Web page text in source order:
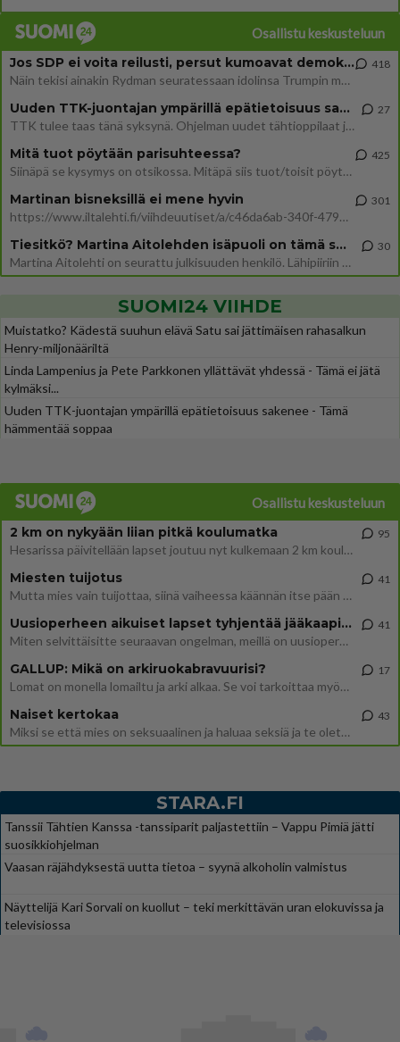
Osallistu keskusteluun
Jos SDP ei voita reilusti, persut kumoavat demokratian Suomesta
Näin tekisi ainakin Rydman seuratessaan idolinsa Trumpin mallia https://www.is.fi/politiikka/art-2000012187244.html
418
Uuden TTK-juontajan ympärillä epätietoisuus sakenee - Nyt MTV hämmentää soppaa
TTK tulee taas tänä syksynä. Ohjelman uudet tähtioppilaat julkistetaan torstaina 6. elokuuta klo 14 alkavassa lehdistö
27
Mitä tuot pöytään parisuhteessa?
Siinäpä se kysymys on otsikossa. Mitäpä siis tuot/toisit pöytään parisuhteessa? Oletko mies vai nainen? Koetko sen mitä
425
Martinan bisneksillä ei mene hyvin
https://www.iltalehti.fi/viihdeuutiset/a/c46da6ab-340f-4790-aaa7-0865eed2336 Yrityksen konkurssihakemus on tullut kärä
301
Tiesitkö? Martina Aitolehden isäpuoli on tämä suosittu laulaja
Martina Aitolehti on seurattu julkisuuden henkilö. Lähipiiriin mahtuu muitakin tunnettuja henkilöitä. Tiesitkö, että Ma
30
SUOMI24 VIIHDE
Muistatko? Kädestä suuhun elävä Satu sai jättimäisen rahasalkun
Henry-miljonääriltä
Linda Lampenius ja Pete Parkkonen yllättävät yhdessä - Tämä ei jätä
kylmäksi...
Uuden TTK-juontajan ympärillä epätietoisuus sakenee - Tämä
hämmentää soppaa
Osallistu keskusteluun
2 km on nykyään liian pitkä koulumatka
Hesarissa päivitellään lapset joutuu nyt kulkemaan 2 km kouluun jösses. Ruostefillarilla tuo matka menee vaikka miten äk
95
Miesten tuijotus
Mutta mies vain tuijottaa, siinä vaiheessa käännän itse pään pois. Mikä juttu? Yleensä jos joku tuijottaa tai katsoo, hä
41
Uusioperheen aikuiset lapset tyhjentää jääkaapin käydessään
Miten selvittäisitte seuraavan ongelman, meillä on uusioperhe, minulla teini-ikäiset lapset ja puolisolla aikuiset, jotk
41
GALLUP: Mikä on arkiruokabravuurisi?
Lomat on monella lomailtu ja arki alkaa. Se voi tarkoittaa myös sitä, että grillailut on grillattu ja palataan arjen ruo
17
Naiset kertokaa
Miksi se että mies on seksuaalinen ja haluaa seksiä ja te olette hänen mielestänne haluttava on vastenmielistä? Mikä sii
43
STARA.FI
Tanssii Tähtien Kanssa -tanssiparit paljastettiin – Vappu Pimiä jätti
suosikkiohjelman
Vaasan räjähdyksestä uutta tietoa – syynä alkoholin valmistus
Näyttelijä Kari Sorvali on kuollut – teki merkittävän uran elokuvissa ja
televisiossa